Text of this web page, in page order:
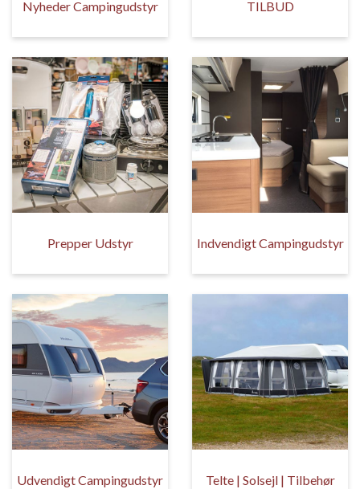
Nyheder Campingudstyr TILBUD
Prepper Udstyr Indvendigt Campingudstyr
Udvendigt Campingudstyr Telte | Solsejl | Tilbehør